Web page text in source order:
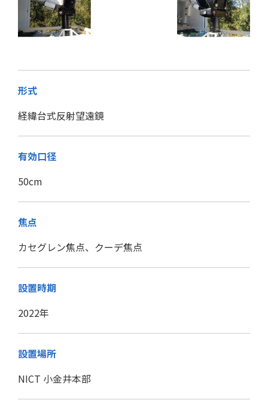
形式
経緯台式反射望遠鏡
有効口径
50cm
焦点
カセグレン焦点、クーデ焦点
設置時期
2022年
設置場所
NICT 小金井本部